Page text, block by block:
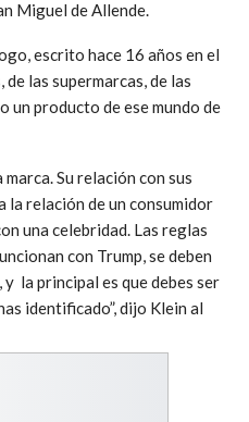
Miguel de Allende.
escrito hace 16 años en el
las supermarcas, de las
un producto de ese mundo de
Su relación con sus
la relación de un consumidor
una celebridad. Las reglas
con Trump, se deben
la principal es que debes ser
identificado”, dijo Klein al